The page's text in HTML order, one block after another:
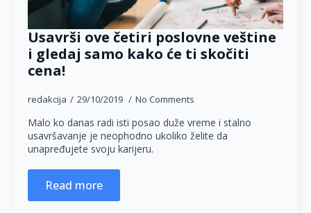
Usavrši ove četiri poslovne veštine
i gledaj samo kako će ti skočiti
cena!
redakcija 29/10/2019 No Comments
Malo ko danas radi isti posao duže vreme i stalno
usavršavanje je neophodno ukoliko želite da
unapređujete svoju karijeru.
Read more